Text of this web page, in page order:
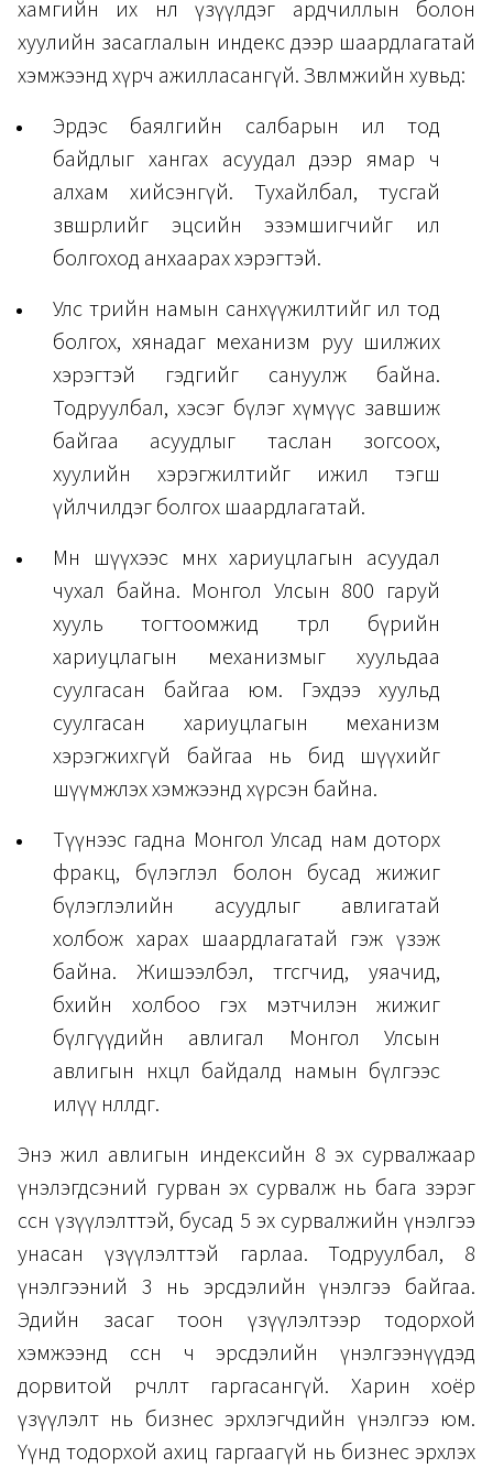
хамгийн их нөлөө үзүүлдэг ардчиллын болон
хуулийн засаглалын индекс дээр шаардлагатай
хэмжээнд хүрч ажилласангүй. Зөвлөмжийн хувьд:
Эрдэс баялгийн салбарын ил тод
байдлыг хангах асуудал дээр ямар ч
алхам хийсэнгүй. Тухайлбал, тусгай
зөвшөөрлийг эцсийн эзэмшигчийг ил
болгоход анхаарах хэрэгтэй.
Улс төрийн намын санхүүжилтийг ил тод
болгох, хянадаг механизм руу шилжих
хэрэгтэй гэдгийг сануулж байна.
Тодруулбал, хэсэг бүлэг хүмүүс завшиж
байгаа асуудлыг таслан зогсоох,
хуулийн хэрэгжилтийг ижил тэгш
үйлчилдэг болгох шаардлагатай.
Мөн шүүхээс өмнөх хариуцлагын асуудал
чухал байна. Монгол Улсын 800 гаруй
хууль тогтоомжид төрөл бүрийн
хариуцлагын механизмыг хуульдаа
суулгасан байгаа юм. Гэхдээ хуульд
суулгасан хариуцлагын механизм
хэрэгжихгүй байгаа нь бид шүүхийг
шүүмжлэх хэмжээнд хүрсэн байна.
Түүнээс гадна Монгол Улсад нам доторх
фракц, бүлэглэл болон бусад жижиг
бүлэглэлийн асуудлыг авлигатай
холбож харах шаардлагатай гэж үзэж
байна. Жишээлбэл, төгсөгчид, уяачид,
бөхийн холбоо гэх мэтчилэн жижиг
бүлгүүдийн авлигал Монгол Улсын
авлигын нөхцөл байдалд намын бүлгээс
илүү нөлөөлдөг.
Энэ жил авлигын индексийн 8 эх сурвалжаар
үнэлэгдсэний гурван эх сурвалж нь бага зэрэг
өссөн үзүүлэлттэй, бусад 5 эх сурвалжийн үнэлгээ
унасан үзүүлэлттэй гарлаа. Тодруулбал, 8
үнэлгээний 3 нь эрсдэлийн үнэлгээ байгаа.
Эдийн засаг тоон үзүүлэлтээр тодорхой
хэмжээнд өссөн ч эрсдэлийн үнэлгээнүүдэд
дорвитой өөрчлөлт гаргасангүй. Харин хоёр
үзүүлэлт нь бизнес эрхлэгчдийн үнэлгээ юм.
Үүнд тодорхой ахиц гаргаагүй нь бизнес эрхлэх